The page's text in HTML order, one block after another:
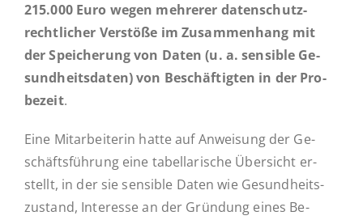
215.000 Euro wegen meh­re­rer da­ten­schutz­
recht­li­cher Ver­stö­ße im Zu­sam­men­hang mit
der Spei­che­rung von Daten (u. a. sen­si­ble Ge­
sund­heits­da­ten) von Be­schäf­tig­ten in der Pro­
be­zeit.
Eine Mit­ar­bei­te­rin hatte auf An­wei­sung der Ge­
schäfts­füh­rung eine ta­bel­la­ri­sche Über­sicht er­
stellt, in der sie sen­si­ble Daten wie Ge­sund­heits­
zu­stand, In­ter­es­se an der Grün­dung eines Be­